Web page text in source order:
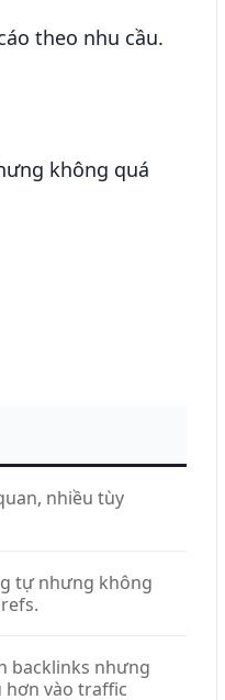
theo nhu cầu.
không quá
nhiều tùy
tự nhưng không
backlinks nhưng
vào traffic